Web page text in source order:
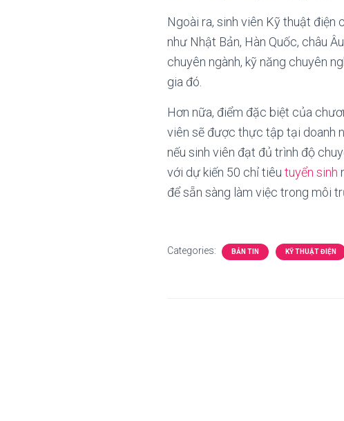
Ngoài ra, sinh viên Kỹ thuật
như Nhật Bản, Hàn Quốc, châu
chuyên ngành, kỹ năng chuyên
gia đó.
Hơn nữa, điểm đặc biệt của
viên sẽ được thực tập tại doanh
nếu sinh viên đạt đủ trình độ
với dự kiến 50 chỉ tiêutuyển sinh
để sẵn sàng làm việc trong môi
Categories: BẢN TIN KỸ THUẬT ĐIỆN